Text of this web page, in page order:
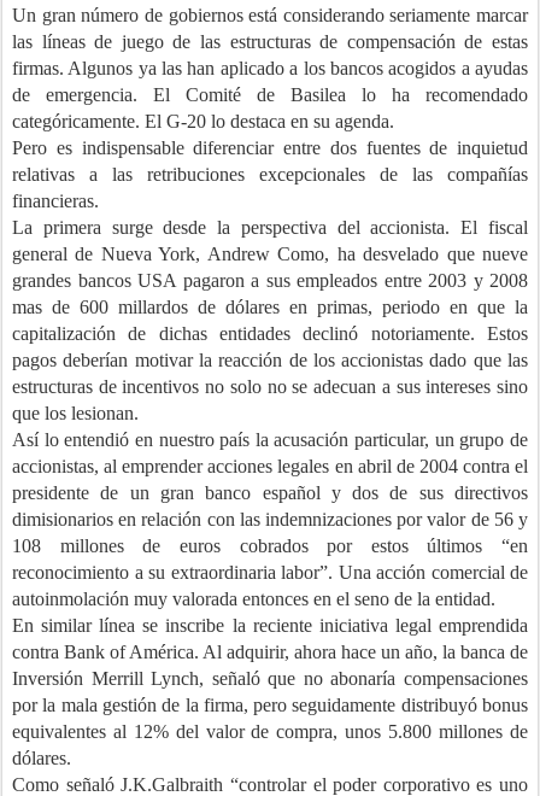
Un gran número de gobiernos está considerando seriamente marcar
las líneas de juego de las estructuras de compensación de estas
firmas. Algunos ya las han aplicado a los bancos acogidos a ayudas
de emergencia. El Comité de Basilea lo ha recomendado
categóricamente. El G-20 lo destaca en su agenda.
Pero es indispensable diferenciar entre dos fuentes de inquietud
relativas a las retribuciones excepcionales de las compañías
financieras.
La primera surge desde la perspectiva del accionista. El fiscal
general de Nueva York, Andrew Como, ha desvelado que nueve
grandes bancos USA pagaron a sus empleados entre 2003 y 2008
mas de 600 millardos de dólares en primas, periodo en que la
capitalización de dichas entidades declinó notoriamente. Estos
pagos deberían motivar la reacción de los accionistas dado que las
estructuras de incentivos no solo no se adecuan a sus intereses sino
que los lesionan.
Así lo entendió en nuestro país la acusación particular, un grupo de
accionistas, al emprender acciones legales en abril de 2004 contra el
presidente de un gran banco español y dos de sus directivos
dimisionarios en relación con las indemnizaciones por valor de 56 y
108 millones de euros cobrados por estos últimos “en
reconocimiento a su extraordinaria labor”. Una acción comercial de
autoinmolación muy valorada entonces en el seno de la entidad.
En similar línea se inscribe la reciente iniciativa legal emprendida
contra Bank of América. Al adquirir, ahora hace un año, la banca de
Inversión Merrill Lynch, señaló que no abonaría compensaciones
por la mala gestión de la firma, pero seguidamente distribuyó bonus
equivalentes al 12% del valor de compra, unos 5.800 millones de
dólares.
Como señaló J.K.Galbraith “controlar el poder corporativo es uno